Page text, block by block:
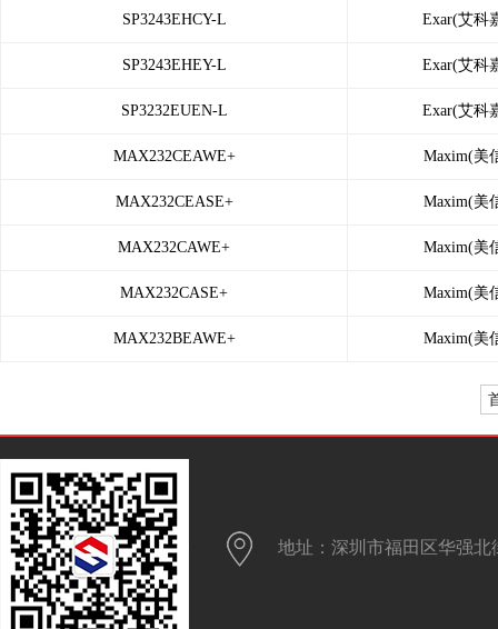
SP3243EHCY-L Exar(艾科
SP3243EHEY-L Exar(艾科
SP3232EUEN-L Exar(艾科
MAX232CEAWE+ Maxim(美
MAX232CEASE+ Maxim(美
MAX232CAWE+ Maxim(美
MAX232CASE+ Maxim(美
MAX232BEAWE+ Maxim(美
地址：深圳市福田区华强北